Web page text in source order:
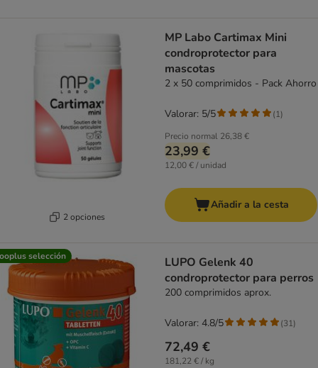
2 opciones
MP Labo Cartimax Mini
condroprotector para
mascotas
2 x 50 comprimidos - Pack Ahorro
Precio normal 26,38 €
23,99 €
12,00 € / unidad
Valorar: 5/5 (1)
Añadir a la cesta
selección
LUPO Gelenk 40
condroprotector para perros
200 comprimidos aprox.
72,49 €
181,22 € / kg
Valorar: 4.8/5 (31)